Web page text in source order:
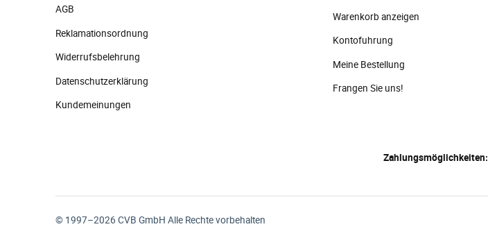
AGB
Reklamationsordnung
Widerrufsbelehrung
Datenschutzerklärung
Kundemeinungen
Warenkorb anzeigen
Kontofuhrung
Meine Bestellung
Frangen Sie uns!
Zahlungsmöglichkeiten:
© 1997–2026 CVB GmbH Alle Rechte vorbehalten